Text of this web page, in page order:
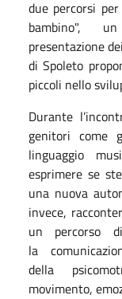
due percorsi
bambino", un
presentazione
di Spoleto
piccoli nello
Durante
genitori come
linguaggio
esprimere se
una nuova
invece,
un percorso
la
della
movimento,